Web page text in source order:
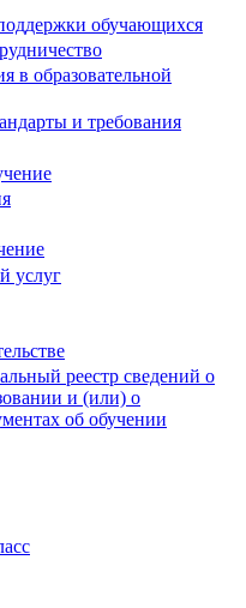
обучающихся
в образовательной
и требования
услуг
реестр сведений о
и (или) о
об обучении